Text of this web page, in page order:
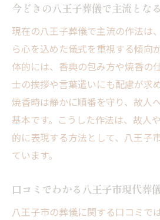
今どきの八王子葬儀で主流とな
現在の八王子葬儀で主流の作法は
ら心を込めた儀式を重視する傾向
体的には、香典の包み方や焼香の
士の挨拶や言葉遣いにも配慮が求
焼香時は静かに順番を守り、故人
基本です。こうした作法は、故人
的に表現する方法として、八王子
ています。
口コミでわかる八王子市現代葬
八王子市の葬儀に関する口コミで